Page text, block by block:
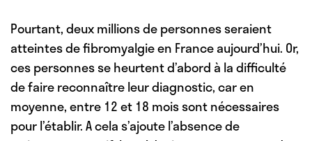
Pourtant,deux millions de personnesseraient
atteintes de fibromyalgie en France aujourd’hui. Or,
ces personnes se heurtent d’abord à la difficulté
de faire reconnaître leurdiagnostic,car en
moyenne, entre 12 et 18 mois sont nécessaires
pour l’établir. A cela s’ajoutel’absence de